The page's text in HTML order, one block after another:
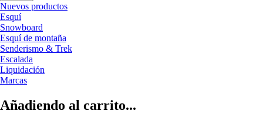
Nuevos productos
Esquí
Snowboard
Esquí de montaña
Senderismo & Trek
Escalada
Liquidación
Marcas
Añadiendo al carrito...